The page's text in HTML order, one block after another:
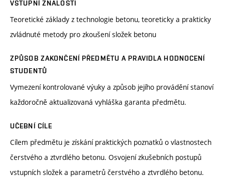
VSTUPNÍ ZNALOSTI
Teoretické základy z technologie betonu, teoreticky a prakticky
zvládnuté metody pro zkoušení složek betonu
ZPŮSOB ZAKONČENÍ PŘEDMĚTU A PRAVIDLA HODNOCENÍ
STUDENTŮ
Vymezení kontrolované výuky a způsob jejího provádění stanoví
každoročně aktualizovaná vyhláška garanta předmětu.
UČEBNÍ CÍLE
Cílem předmětu je získání praktických poznatků o vlastnostech
čerstvého a ztvrdlého betonu. Osvojení zkušebních postupů
vstupních složek a parametrů čerstvého a ztvrdlého betonu.